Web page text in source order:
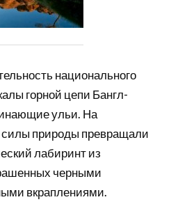
национального
горной цепи Бангл-
ульи. На
природы превращали
лабиринт из
черными
вкраплениями.